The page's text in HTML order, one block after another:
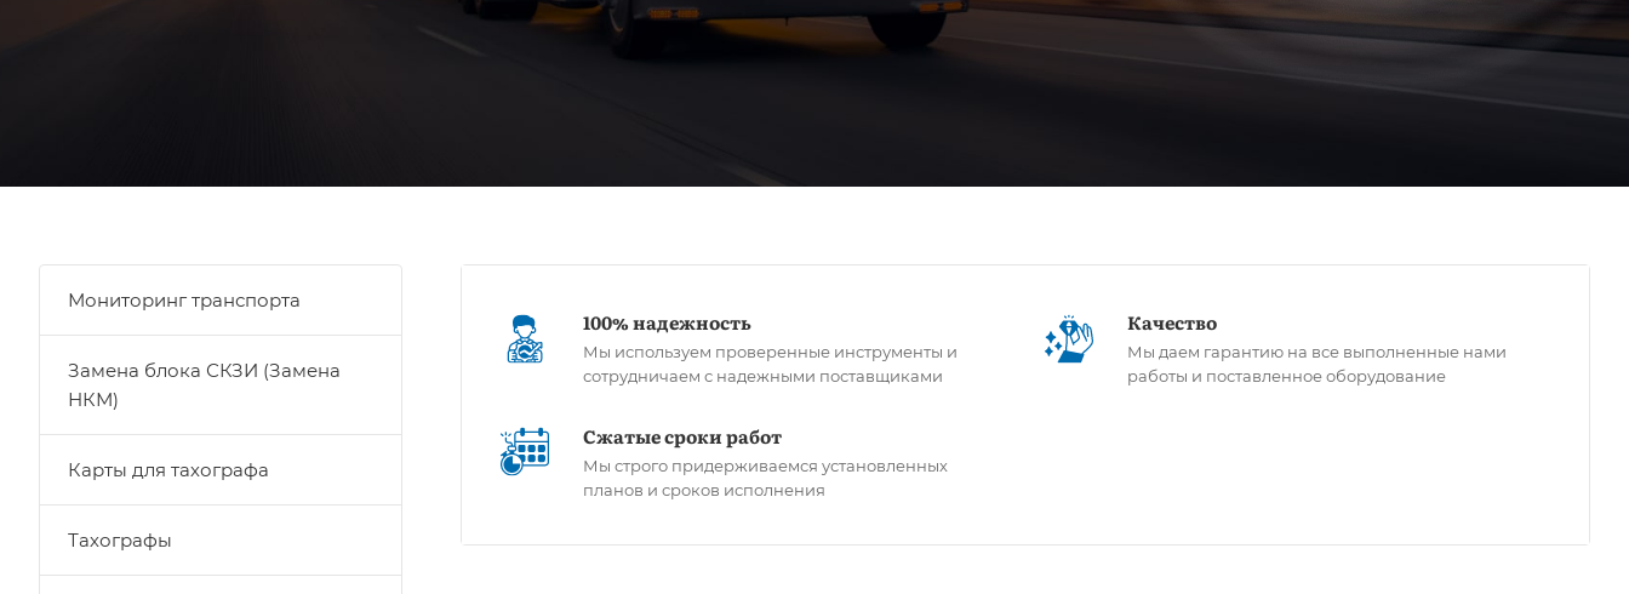
100% надежность
Мы используем проверенные инструменты и
сотрудничаем с надежными поставщиками
Качество
Мы даем гарантию на все выполненные нами
работы и поставленное оборудование
Сжатые сроки работ
Мы строго придерживаемся установленных
планов и сроков исполнения
Мониторинг транспорта
Замена блока СКЗИ (Замена
НКМ)
Карты для тахографа
Тахографы